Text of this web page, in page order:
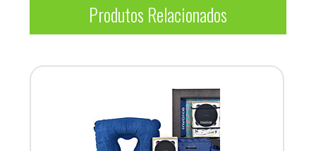
Produtos Relacionados